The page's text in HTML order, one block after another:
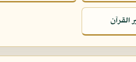
القرآن